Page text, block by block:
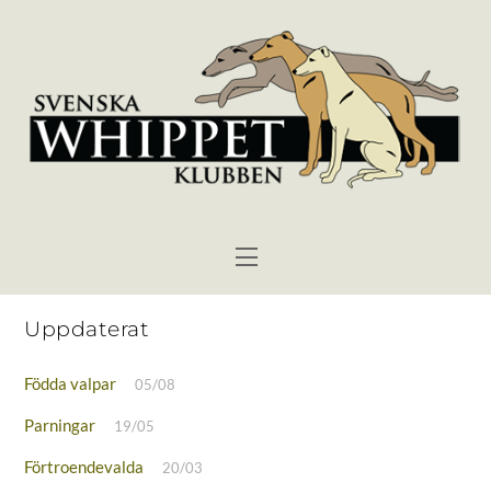
Menu
Uppdaterat
Födda valpar 05/08
Parningar 19/05
Förtroendevalda 20/03